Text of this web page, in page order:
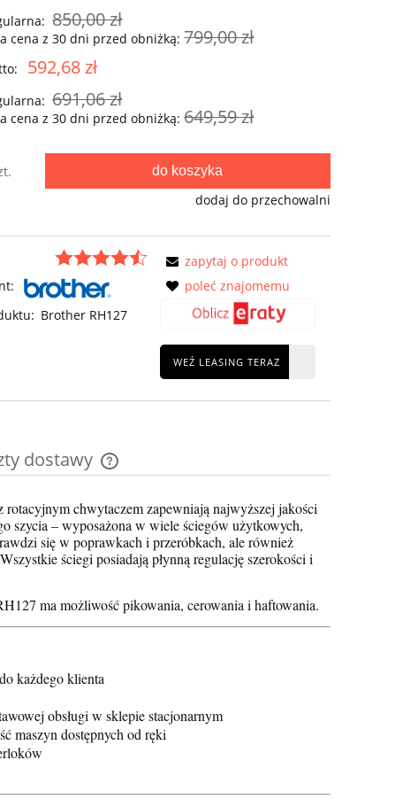
850,00 zł
cena z 30 dni przed obniżką:799,00 zł
592,68 zł
691,06 zł
cena z 30 dni przed obniżką:649,59 zł
do koszyka
dodaj do przechowalni
Brother RH127
zapytaj o produkt
poleć znajomemu
WEŹ LEASING TERAZ
dostawy
Cena nie zawiera ewentualnych kosztów
płatności
rotacyjnym chwytaczem zapewniają najwyższej jakości
szycia – wyposażona w wiele ściegów użytkowych,
się w poprawkach i przeróbkach, ale również
ściegi posiadają płynną regulację szerokości i
ma możliwość pikowania, cerowania i haftowania.
każdego klienta
obsługi w sklepie stacjonarnym
maszyn dostępnych od ręki